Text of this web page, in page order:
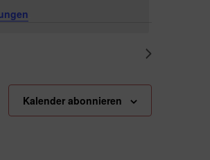
Kalender abonnieren